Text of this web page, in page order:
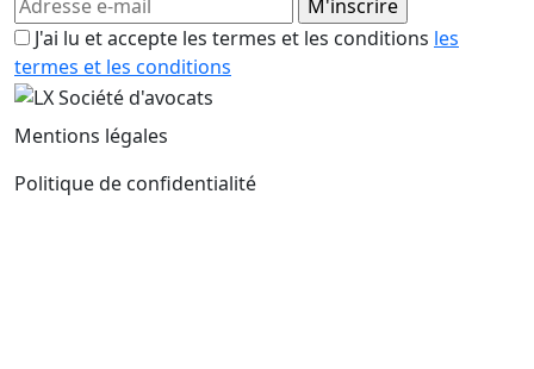
J'ai lu et accepte les termes et les conditions les
termes et les conditions
Mentions légales
Politique de confidentialité